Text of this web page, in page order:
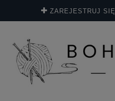
ZAREJESTRUJ SIĘ